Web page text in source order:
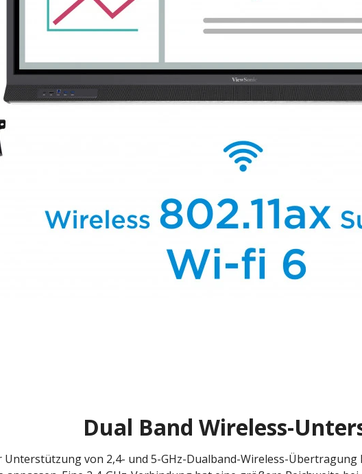
Dual Band Wireless-
Unterstützung von 2,4- und 5-GHz-Dualband-Wireless-